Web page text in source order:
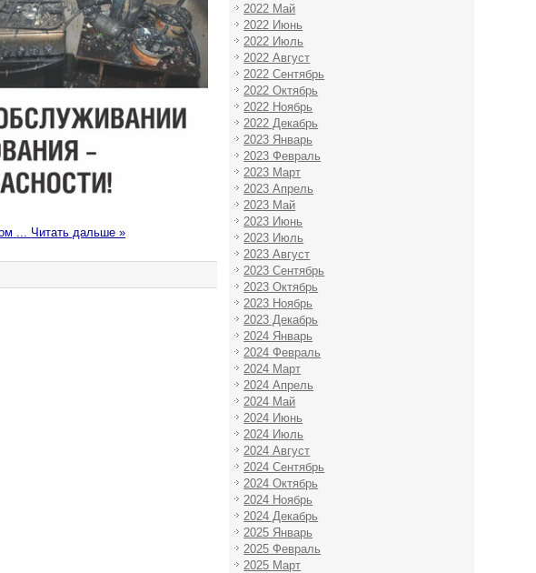
Читать дальше »
2022 Май
2022 Июнь
2022 Июль
2022 Август
2022 Сентябрь
2022 Октябрь
2022 Ноябрь
2022 Декабрь
2023 Январь
2023 Февраль
2023 Март
2023 Апрель
2023 Май
2023 Июнь
2023 Июль
2023 Август
2023 Сентябрь
2023 Октябрь
2023 Ноябрь
2023 Декабрь
2024 Январь
2024 Февраль
2024 Март
2024 Апрель
2024 Май
2024 Июнь
2024 Июль
2024 Август
2024 Сентябрь
2024 Октябрь
2024 Ноябрь
2024 Декабрь
2025 Январь
2025 Февраль
2025 Март